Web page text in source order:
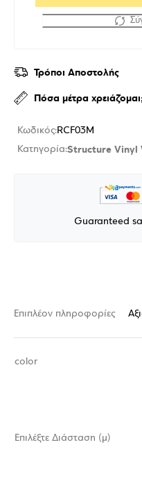
Τρόποι Αποστολής
Πόσα μέτρα χρειάζομαι;
Κωδικός:RCF03M
Κατηγορία:Structure Vinyl
Guaranteed
Επιπλέον πληροφορίες
color
Επιλέξτε Διάσταση (μ)